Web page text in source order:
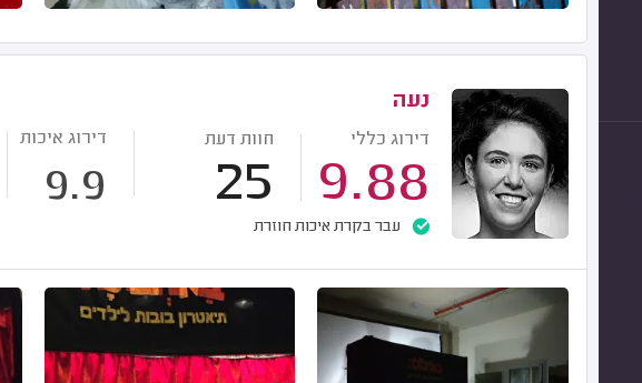
נעה
דירוג כללי
9.88
חוות דעת
25
דירוג איכות
9.9
עבר בקרת איכות חוזרת